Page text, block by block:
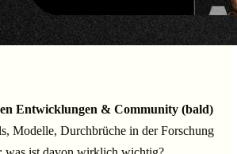
Entwicklungen & Community (bald)
Modelle, Durchbrüche in der Forschung